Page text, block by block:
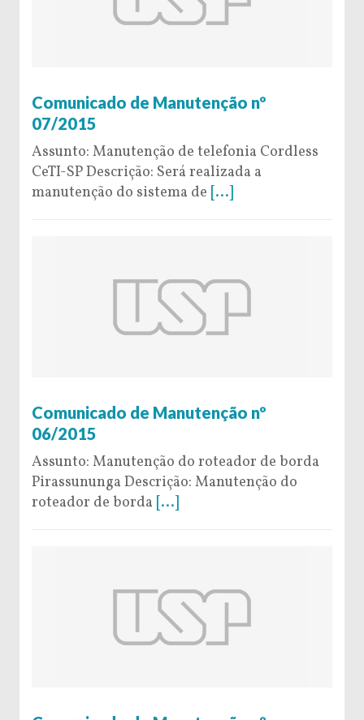
Comunicado de Manutenção nº
07/2015
Assunto: Manutenção de telefonia Cordless
CeTI-SP Descrição: Será realizada a
manutenção do sistema de [...]
Comunicado de Manutenção nº
06/2015
Assunto: Manutenção do roteador de borda
Pirassununga Descrição: Manutenção do
roteador de borda [...]